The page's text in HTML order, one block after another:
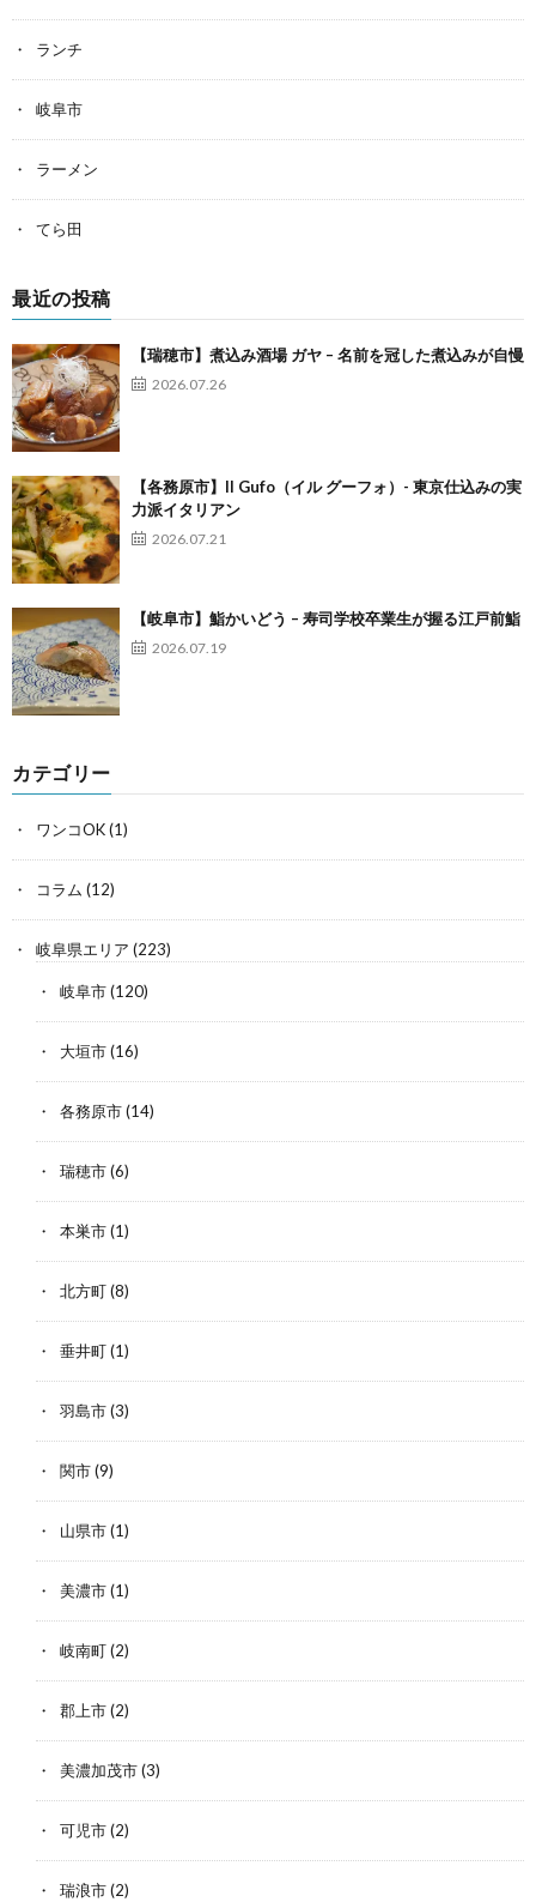
ランチ
岐阜市
ラーメン
てら田
最近の投稿
【瑞穂市】煮込み酒場 ガヤ – 名前を冠した煮込みが自慢
2026.07.26
【各務原市】Il Gufo（イル グーフォ）- 東京仕込みの実
力派イタリアン
2026.07.21
【岐阜市】鮨かいどう – 寿司学校卒業生が握る江戸前鮨
2026.07.19
カテゴリー
ワンコOK(1)
コラム (12)
岐阜県エリア (223)
岐阜市(120)
大垣市(16)
各務原市(14)
瑞穂市(6)
本巣市(1)
北方町(8)
垂井町(1)
羽島市(3)
関市(9)
山県市(1)
美濃市(1)
岐南町(2)
郡上市(2)
美濃加茂市(3)
可児市(2)
瑞浪市(2)